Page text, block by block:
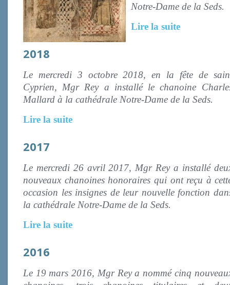
Notre-Dame de la Seds.
Lire la suite
2018
Le mercredi 3 octobre 2018, en la fête de
Cyprien, Mgr Rey a installé le chanoine
Mallard à la cathédrale Notre-Dame de la Seds.
Lire la suite
2017
Le mercredi 26 avril 2017, Mgr Rey a installé
nouveaux chanoines honoraires qui ont reçu à
occasion les insignes de leur nouvelle fonction
la cathédrale Notre-Dame de la Seds.
Lire la suite
2016
Le 19 mars 2016, Mgr Rey a nommé cinq